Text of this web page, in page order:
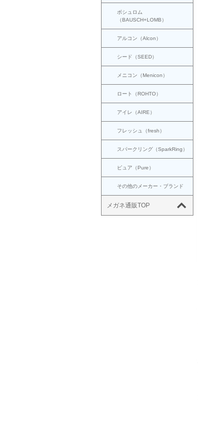
ボシュロム
（BAUSCH+LOMB）
アルコン（Alcon）
シード（SEED）
メニコン（Menicon）
ロート（ROHTO）
アイレ（AIRE）
フレッシュ（fresh）
スパークリング（SparkRing）
ピュア（Pure）
その他のメーカー・ブランド
メガネ通販TOP